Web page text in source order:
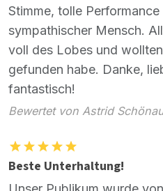
Stimme, tolle Performance
sympathischer Mensch.
voll des Lobes und
gefunden habe. Danke,
fantastisch!
Bewertet von Astrid
Beste Unterhaltung!